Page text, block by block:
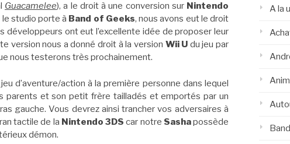
Guacamelee), a le droit à une conversion sur Nintendo
studio porte à Band of Geeks, nous avons eut le droit
développeurs ont eut l’excellente idée de proposer leur
version nous a donné droit à la version Wii U du jeu par
nous testerons très prochainement.
d’aventure/action à la première personne dans lequel
parents et son petit frère tailladés et emportés par un
gauche. Vous devrez ainsi trancher vos adversaires à
tactile de la Nintendo 3DS car notre Sashapossède
démon.
A la